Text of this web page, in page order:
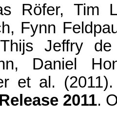
Röfer, Tim
Fynn
Jeffry
Daniel
et al.
2011.